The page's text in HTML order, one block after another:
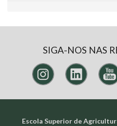
SIGA-NOS NAS
Escola Superior de